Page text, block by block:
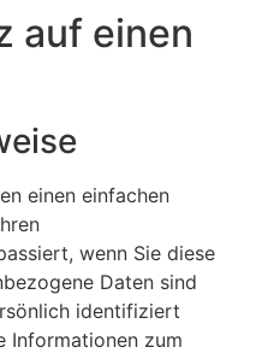
auf einen
einen einfachen
wenn Sie diese
Daten sind
identifiziert
Informationen zum